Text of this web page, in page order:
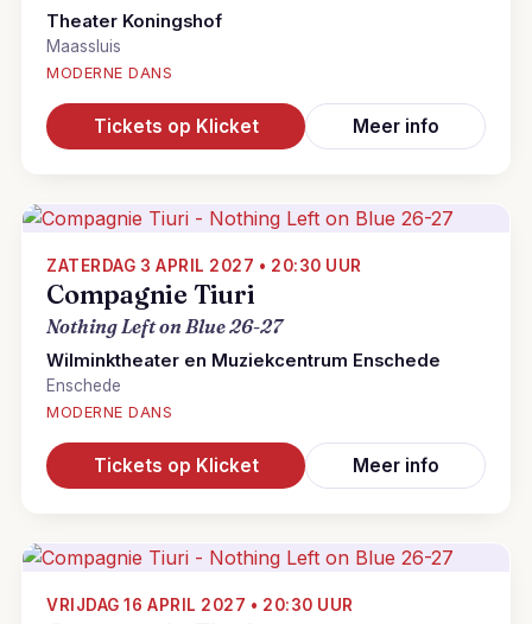
Theater Koningshof
Maassluis
MODERNE DANS
Tickets op Klicket Meer info
ZATERDAG 3 APRIL 2027 • 20:30 UUR
Compagnie Tiuri
Nothing Left on Blue 26-27
Wilminktheater en Muziekcentrum Enschede
Enschede
MODERNE DANS
Tickets op Klicket Meer info
VRIJDAG 16 APRIL 2027 • 20:30 UUR